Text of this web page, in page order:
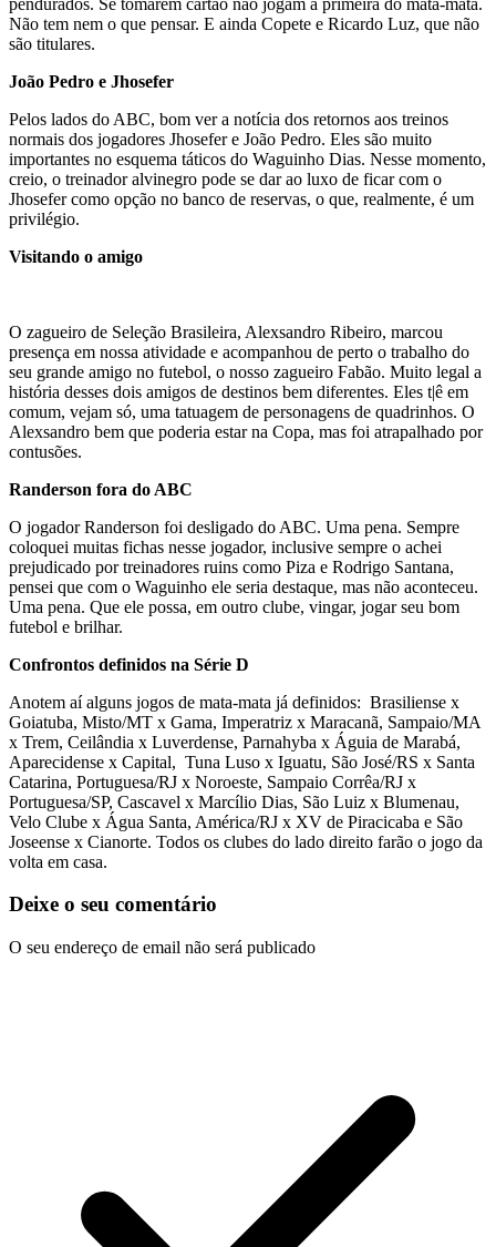
Não tem nem o que pensar. E ainda Copete e Ricardo Luz, que não
são titulares.
João Pedro e Jhosefer
Pelos lados do ABC, bom ver a notícia dos retornos aos treinos
normais dos jogadores Jhosefer e João Pedro. Eles são muito
importantes no esquema táticos do Waguinho Dias. Nesse momento,
creio, o treinador alvinegro pode se dar ao luxo de ficar com o
Jhosefer como opção no banco de reservas, o que, realmente, é um
privilégio.
Visitando o amigo
O zagueiro de Seleção Brasileira, Alexsandro Ribeiro, marcou
presença em nossa atividade e acompanhou de perto o trabalho do
seu grande amigo no futebol, o nosso zagueiro Fabão. Muito legal a
história desses dois amigos de destinos bem diferentes. Eles t|ê em
comum, vejam só, uma tatuagem de personagens de quadrinhos. O
Alexsandro bem que poderia estar na Copa, mas foi atrapalhado por
contusões.
Randerson fora do ABC
O jogador Randerson foi desligado do ABC. Uma pena. Sempre
coloquei muitas fichas nesse jogador, inclusive sempre o achei
prejudicado por treinadores ruins como Piza e Rodrigo Santana,
pensei que com o Waguinho ele seria destaque, mas não aconteceu.
Uma pena. Que ele possa, em outro clube, vingar, jogar seu bom
futebol e brilhar.
Confrontos definidos na Série D
Anotem aí alguns jogos de mata-mata já definidos: Brasiliense x
Goiatuba, Misto/MT x Gama, Imperatriz x Maracanã, Sampaio/MA
x Trem, Ceilândia x Luverdense, Parnahyba x Águia de Marabá,
Aparecidense x Capital, Tuna Luso x Iguatu, São José/RS x Santa
Catarina, Portuguesa/RJ x Noroeste, Sampaio Corrêa/RJ x
Portuguesa/SP, Cascavel x Marcílio Dias, São Luiz x Blumenau,
Velo Clube x Água Santa, América/RJ x XV de Piracicaba e São
Joseense x Cianorte. Todos os clubes do lado direito farão o jogo da
volta em casa.
Deixe o seu comentário
O seu endereço de email não será publicado